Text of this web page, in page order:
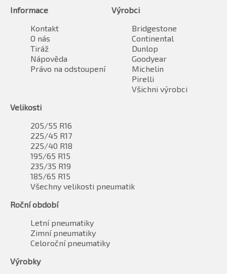
Informace
Kontakt
O nás
Tiráž
Nápověda
Právo na odstoupení
Výrobci
Bridgestone
Continental
Dunlop
Goodyear
Michelin
Pirelli
Všichni výrobci
Velikosti
205/55 R16
225/45 R17
225/40 R18
195/65 R15
235/35 R19
185/65 R15
Všechny velikosti pneumatik
Roční období
Letní pneumatiky
Zimní pneumatiky
Celoroční pneumatiky
Výrobky